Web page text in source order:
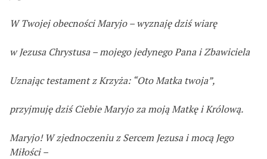
W Twojej obecności Maryjo – wyznaję dziś wiarę
w Jezusa Chrystusa – mojego jedynego Pana i Zbawiciela
Uznając testament z Krzyża: “Oto Matka twoja”,
przyjmuję dziś Ciebie Maryjo za moją Matkę i Królową.
Maryjo! W zjednoczeniu z Sercem Jezusa i mocą Jego
Miłości –